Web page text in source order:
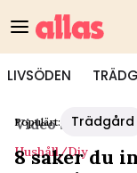
LIVSÖDEN
Populärt: Trädgård
Video Start/
Hushåll/diy
8 saker du